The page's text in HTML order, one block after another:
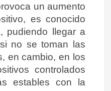
un aumento
es conocido
pudiendo llegar a
no se toman las
en cambio, en los
controlados
estables con la